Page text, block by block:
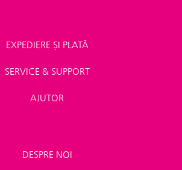
EXPEDIERE ȘI PLATĂ
SERVICE & SUPPORT
AJUTOR
DESPRE NOI